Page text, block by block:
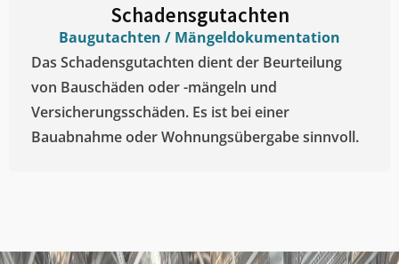
Schadensgutachten
Baugutachten / Mängeldokumentation
Das Schadensgutachten dient der Beurteilung
von Bauschäden oder -mängeln und
Versicherungsschäden. Es ist bei einer
Bauabnahme oder Wohnungsübergabe sinnvoll.